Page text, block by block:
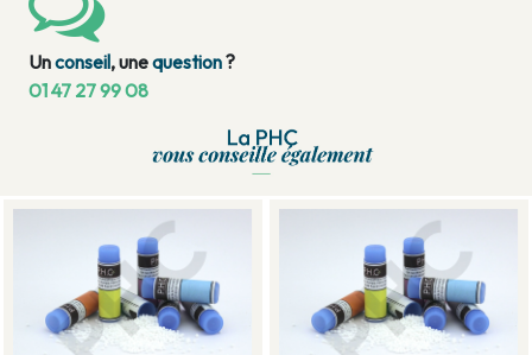
Unconseil, unequestion?
01 47 27 99 08